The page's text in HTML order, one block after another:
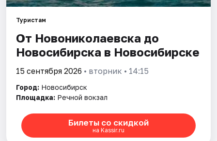
Туристам
От Новониколаевска до
Новосибирска в Новосибирске
15 сентября 2026 • вторник • 14:15
Город: Новосибирск
Площадка: Речной вокзал
Билеты со скидкой
на Kassir.ru